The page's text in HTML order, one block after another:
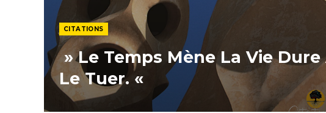
CITATIONS
» Le Temps Mène La Vie
Le Tuer. «